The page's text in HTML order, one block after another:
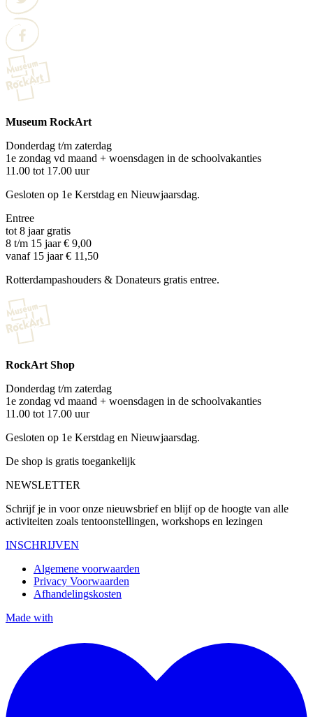
Museum RockArt
Donderdag t/m zaterdag
1e zondag vd maand + woensdagen in de schoolvakanties
11.00 tot 17.00 uur
Gesloten op 1e Kerstdag en Nieuwjaarsdag.
Entree
tot 8 jaar gratis
8 t/m 15 jaar € 9,00
vanaf 15 jaar € 11,50
Rotterdampashouders & Donateurs gratis entree.
RockArt Shop
Donderdag t/m zaterdag
1e zondag vd maand + woensdagen in de schoolvakanties
11.00 tot 17.00 uur
Gesloten op 1e Kerstdag en Nieuwjaarsdag.
De shop is gratis toegankelijk
NEWSLETTER
Schrijf je in voor onze nieuwsbrief en blijf op de hoogte van alle
activiteiten zoals tentoonstellingen, workshops en lezingen
INSCHRIJVEN
Algemene voorwaarden
Privacy Voorwaarden
Afhandelingskosten
Made with